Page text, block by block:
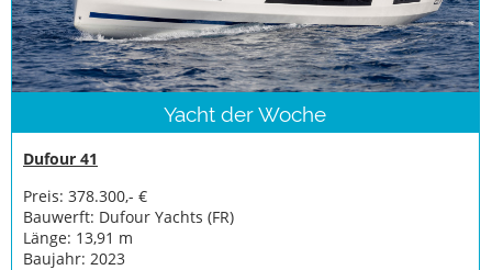
Auktionen
Yachtmakler
Services
Gestohlene
Boote
Sachverständige
Yacht der Woche
Dufour 41
Preis: 378.300,- €
Bauwerft: Dufour Yachts (FR)
Länge: 13,91 m
Baujahr: 2023